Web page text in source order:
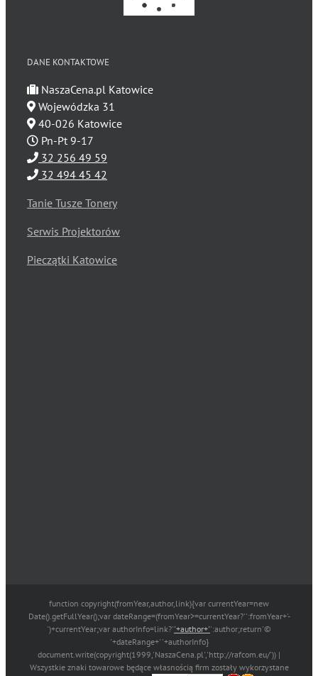
DANE KONTAKTOWE
NaszaCena.pl Katowice
Wojewódzka 31
40-026 Katowice
Pn-Pt 9-17
32 256 49 59
32 494 45 42
Tanie Tusze Tonery
Serwis Projektorów
Pieczątki Katowice
function copyright(fromYear,author,link){var currentYear=new
Date().getFullYear();var dateRange=(fromYear>=currentYear?'':fromYear+'-
')+currentYear;var authorInfo=link?''+author+'':author;return'©
'+dateRange+' '+authorInfo}
document.write(copyright(1999,'NaszaCena.pl','http://rafcom.eu/')) |
Wszystkie znaki towarowe będące własnością firm zostały wykorzystane